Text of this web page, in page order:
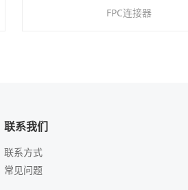
FPC连接器
联系我们
联系方式
常见问题